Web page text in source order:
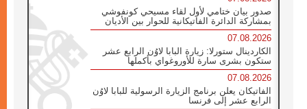
صدور بيان ختامي لأول لقاء مسيحي كونفوشي
بمشاركة الدائرة الفاتيكانية للحوار بين الأديان
07.08.2026
الكاردينال ستورلا: زيارة البابا لاوُن الرابع عشر
ستكون بشرى سارة للأوروغواي بأكملها
07.08.2026
الفاتيكان يعلن برنامج الزيارة الرسولية للبابا لاوُن
الرابع عشر إلى فرنسا